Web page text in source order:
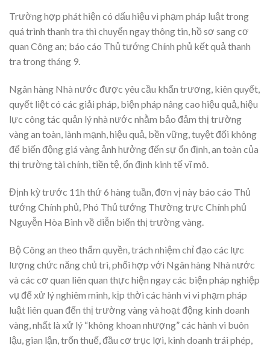
Trường hợp phát hiện có dấu hiệu vi phạm pháp luật trong
quá trình thanh tra thì chuyển ngay thông tin, hồ sơ sang cơ
quan Công an; báo cáo Thủ tướng Chính phủ kết quả thanh
tra trong tháng 9.
Ngân hàng Nhà nước được yêu cầu khẩn trương, kiên quyết,
quyết liệt có các giải pháp, biện pháp nâng cao hiệu quả, hiệu
lực công tác quản lý nhà nước nhằm bảo đảm thị trường
vàng an toàn, lành mạnh, hiệu quả, bền vững, tuyệt đối không
để biến động giá vàng ảnh hưởng đến sự ổn định, an toàn của
thị trường tài chính, tiền tệ, ổn định kinh tế vĩ mô.
Định kỳ trước 11h thứ 6 hàng tuần, đơn vị này báo cáo Thủ
tướng Chính phủ, Phó Thủ tướng Thường trực Chính phủ
Nguyễn Hòa Bình về diễn biến thị trường vàng.
Bộ Công an theo thẩm quyền, trách nhiệm chỉ đạo các lực
lượng chức năng chủ trì, phối hợp với Ngân hàng Nhà nước
và các cơ quan liên quan thực hiện ngay các biện pháp nghiệp
vụ để xử lý nghiêm minh, kịp thời các hành vi vi phạm pháp
luật liên quan đến thị trường vàng và hoạt động kinh doanh
vàng, nhất là xử lý “không khoan nhượng” các hành vi buôn
lậu, gian lận, trốn thuế, đầu cơ trục lợi, kinh doanh trái phép,